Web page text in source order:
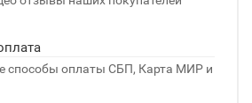
способы оплаты СБП, Карта МИР и